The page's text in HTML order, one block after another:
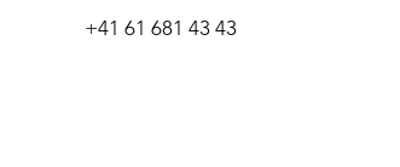
téléphone ou
+41 61 681 43 43